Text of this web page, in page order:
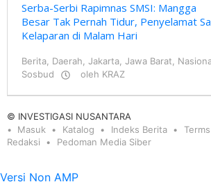
Serba-Serbi Rapimnas SMSI: Mangga
Besar Tak Pernah Tidur, Penyelamat
Kelaparan di Malam Hari
Berita Daerah Jakarta Jawa Barat
Sosbud
oleh KRAZ
© INVESTIGASI NUSANTARA
Masuk
Katalog Indeks Berita
Redaksi
Pedoman Media Siber
Versi Non AMP